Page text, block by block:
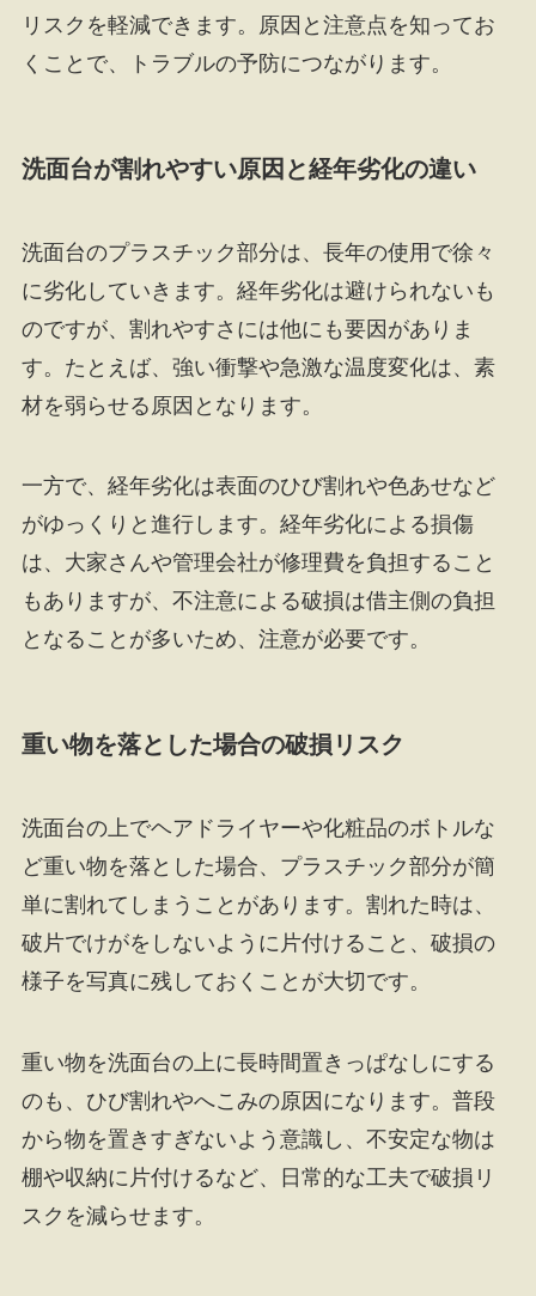
リスクを軽減できます。原因と注意点を知ってお
くことで、トラブルの予防につながります。
洗面台が割れやすい原因と経年劣化の違い
洗面台のプラスチック部分は、長年の使用で徐々
に劣化していきます。経年劣化は避けられないも
のですが、割れやすさには他にも要因がありま
す。たとえば、強い衝撃や急激な温度変化は、素
材を弱らせる原因となります。
一方で、経年劣化は表面のひび割れや色あせなど
がゆっくりと進行します。経年劣化による損傷
は、大家さんや管理会社が修理費を負担すること
もありますが、不注意による破損は借主側の負担
となることが多いため、注意が必要です。
重い物を落とした場合の破損リスク
洗面台の上でヘアドライヤーや化粧品のボトルな
ど重い物を落とした場合、プラスチック部分が簡
単に割れてしまうことがあります。割れた時は、
破片でけがをしないように片付けること、破損の
様子を写真に残しておくことが大切です。
重い物を洗面台の上に長時間置きっぱなしにする
のも、ひび割れやへこみの原因になります。普段
から物を置きすぎないよう意識し、不安定な物は
棚や収納に片付けるなど、日常的な工夫で破損リ
スクを減らせます。